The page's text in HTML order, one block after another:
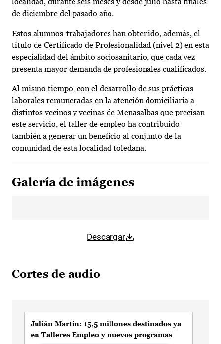
de diciembre del pasado año.
Estos alumnos-trabajadores han obtenido, además, el
título de Certificado de Profesionalidad (nivel 2) en esta
especialidad del ámbito sociosanitario, que cada vez
presenta mayor demanda de profesionales cualificados.
Al mismo tiempo, con el desarrollo de sus prácticas
laborales remuneradas en la atención domiciliaria a
distintos vecinos y vecinas de Menasalbas que precisan
este servicio, el taller de empleo ha contribuido
también a generar un beneficio al conjunto de la
comunidad de esta localidad toledana.
Galería de imágenes
Descargar
Cortes de audio
Julián Martín: 15,5 millones destinados ya
en Talleres Empleo y nuevos programas